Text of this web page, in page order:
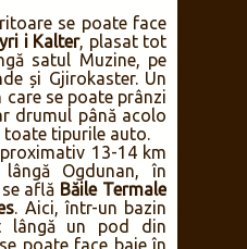
se poate face
i Kalter, plasat tot
satul Muzine, pe
și Gjirokaster. Un
se poate prânzi
drumul până acolo
toate tipurile auto.
13-14 km
Ogdunan, în
află Băile Termale
. Aici, într-un bazin
lângă un pod din
poate face baie în